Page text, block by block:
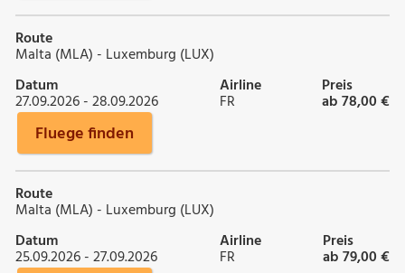
Route
Malta (MLA) - Luxemburg (LUX)
Datum
27.09.2026 - 28.09.2026
Airline
FR
Preis
ab 78,00 €
Fluege finden
Route
Malta (MLA) - Luxemburg (LUX)
Datum
25.09.2026 - 27.09.2026
Airline
FR
Preis
ab 79,00 €